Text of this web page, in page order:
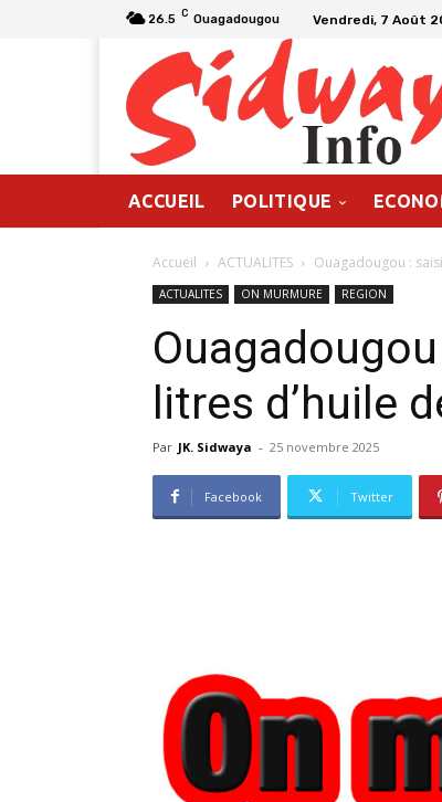
26.5 C Ouagadougou Vendredi, 7 Août
ACCUEIL POLITIQUE
Accueil ACTUALITES Ouagadougou :
ACTUALITES ON MURMURE REGION
litres d’huile
Par JK. Sidwaya - 25 novembre 2025
Facebook Twitter